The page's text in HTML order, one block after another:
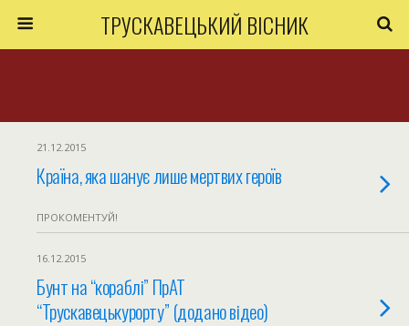
ТРУСКАВЕЦЬКИЙ ВІСНИК
21.12.2015
Країна, яка шанує лише мертвих героїв
ПРОКОМЕНТУЙ!
16.12.2015
Бунт на “кораблі” ПрАТ
“Трускавецькурорту” (додано відео)